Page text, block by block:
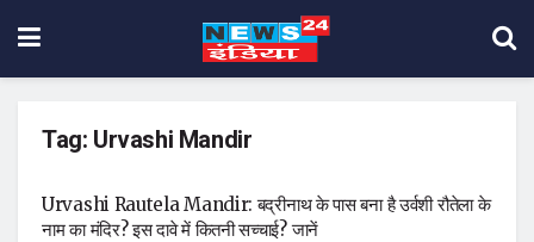
Tag: Urvashi Mandir
Urvashi Rautela Mandir: बद्रीनाथ के पास बना है उर्वशी रौतेला के
नाम का मंदिर? इस दावे में कितनी सच्चाई? जानें